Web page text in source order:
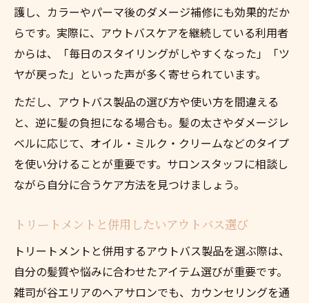
護し、カラーやパーマ後のダメージ補修にも効果的だか
らです。実際に、アウトバスケアを継続している利用者
からは、「毎日のスタイリングがしやすくなった」「ツ
ヤが戻った」といった声が多く寄せられています。
ただし、アウトバス製品の選び方や使い方を間違える
と、逆に髪の負担になる場合も。髪の太さやダメージレ
ベルに応じて、オイル・ミルク・クリームなどのタイプ
を使い分けることが重要です。サロンスタッフに相談し
ながら自分に合うケア方法を見つけましょう。
トリートメントと併用したいアウトバス選び
トリートメントと併用するアウトバス製品を選ぶ際は、
自分の髪質や悩みに合わせたアイテム選びが重要です。
雑司が谷エリアのヘアサロンでも、カウンセリングを通